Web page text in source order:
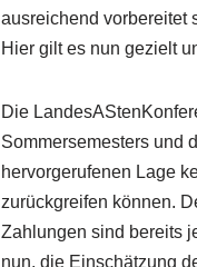
ausreichend vorbereitet
Hier gilt es nun gezielt
Die
Sommersemesters und
hervorgerufenen Lage
zurückgreifen können.
Zahlungen sind bereits
nun, die Einschätzung